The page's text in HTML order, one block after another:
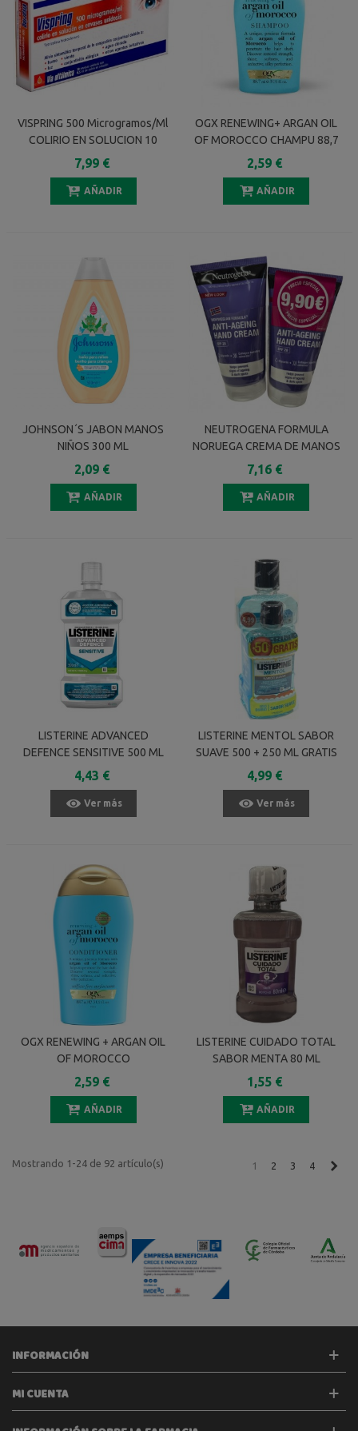
VISPRING 500 Microgramos/ml
COLIRIO EN SOLUCION 10
MONODOSIS 0,5 Ml
7,99 €
AÑADIR
OGX RENEWING+ ARGAN OIL
OF MOROCCO CHAMPU 88,7
ML
2,59 €
AÑADIR
JOHNSON´S JABON MANOS
NIÑOS 300 ML
2,09 €
AÑADIR
NEUTROGENA FORMULA
NORUEGA CREMA DE MANOS
ANTI-EDAD SPF20 2 X 75 ML
7,16 €
AÑADIR
LISTERINE ADVANCED
DEFENCE SENSITIVE 500 ML
4,43 €
Ver más
LISTERINE MENTOL SABOR
SUAVE 500 + 250 ML GRATIS
4,99 €
Ver más
OGX RENEWING + ARGAN OIL
OF MOROCCO
ACONDICIONADOR 88,7 ML
2,59 €
AÑADIR
LISTERINE CUIDADO TOTAL
SABOR MENTA 80 ML
1,55 €
AÑADIR
Mostrando 1-24 de 92 artículo(s) 1 2 3 4
INFORMACIÓN
MI CUENTA